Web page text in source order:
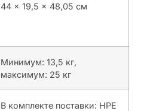
44 x 19,5 x 48,05 см
Минимум: 13,5 кг,
максимум: 25 кг
В комплекте поставки: HPE